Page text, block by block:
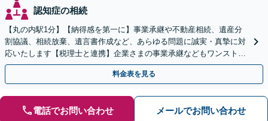
認知症の相続
【丸の内駅1分】【納得感を第一に】事業承継や不動産相続、遺産分
割協議、相続放棄、遺言書作成など、あらゆる問題に誠実・真摯に対
応いたします【税理士と連携】企業さまの事業承継などもワンストッ
プで解決いたします【夜間・休日対応】
料金表を見る
電話でお問い合わせ メールでお問い合わせ